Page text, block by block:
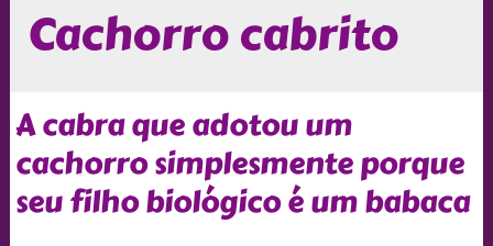
Cachorro cabrito
A cabra que adotou um
cachorro simplesmente porque
seu filho biológico é um babaca